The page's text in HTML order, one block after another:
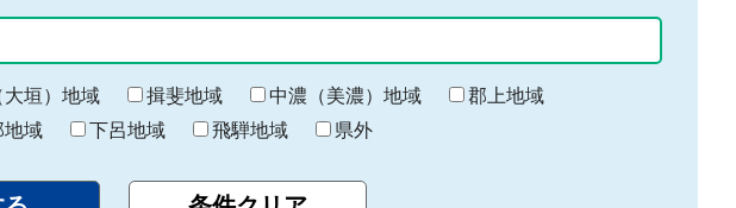
大垣）地域 揖斐地域 中濃（美濃）地域
郡上地域
地域 下呂地域 飛騨地域 県外